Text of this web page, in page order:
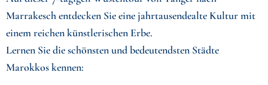
Marrakesch entdecken Sie eine jahrtausendealte Kultur mit
einem reichen künstlerischen Erbe.
Lernen Sie die schönsten und bedeutendsten Städte
Marokkos kennen: